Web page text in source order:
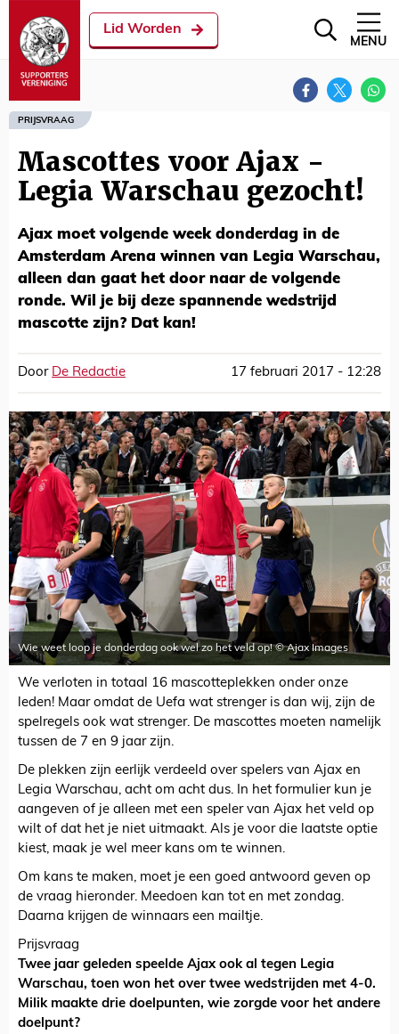
Lid Worden
MENU
PRIJSVRAAG
Mascottes voor Ajax -
Legia Warschau gezocht!
Ajax moet volgende week donderdag in de
Amsterdam Arena winnen van Legia Warschau,
alleen dan gaat het door naar de volgende
ronde. Wil je bij deze spannende wedstrijd
mascotte zijn? Dat kan!
Door De Redactie 17 februari 2017 - 12:28
Wie weet loop je donderdag ook wel zo het veld op! © Ajax Images
We verloten in totaal 16 mascotteplekken onder onze
leden! Maar omdat de Uefa wat strenger is dan wij, zijn de
spelregels ook wat strenger. De mascottes moeten namelijk
tussen de 7 en 9 jaar zijn.
De plekken zijn eerlijk verdeeld over spelers van Ajax en
Legia Warschau, acht om acht dus. In het formulier kun je
aangeven of je alleen met een speler van Ajax het veld op
wilt of dat het je niet uitmaakt. Als je voor die laatste optie
kiest, maak je wel meer kans om te winnen.
Om kans te maken, moet je een goed antwoord geven op
de vraag hieronder. Meedoen kan tot en met zondag.
Daarna krijgen de winnaars een mailtje.
Prijsvraag
Twee jaar geleden speelde Ajax ook al tegen Legia
Warschau, toen won het over twee wedstrijden met 4-0.
Milik maakte drie doelpunten, wie zorgde voor het andere
doelpunt?